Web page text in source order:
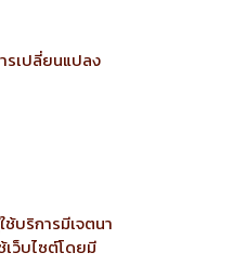
รเปลี่ยนแปลง
บริการมีเจตนา
เว็บไซต์โดยมี